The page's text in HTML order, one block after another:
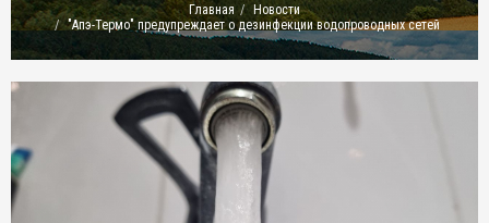
Главная
Новости
"Апэ-Термо" предупреждает о дезинфекции водопроводных сетей